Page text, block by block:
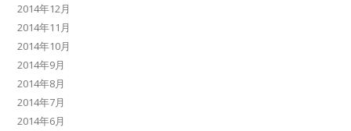
2014年12月
2014年11月
2014年10月
2014年9月
2014年8月
2014年7月
2014年6月